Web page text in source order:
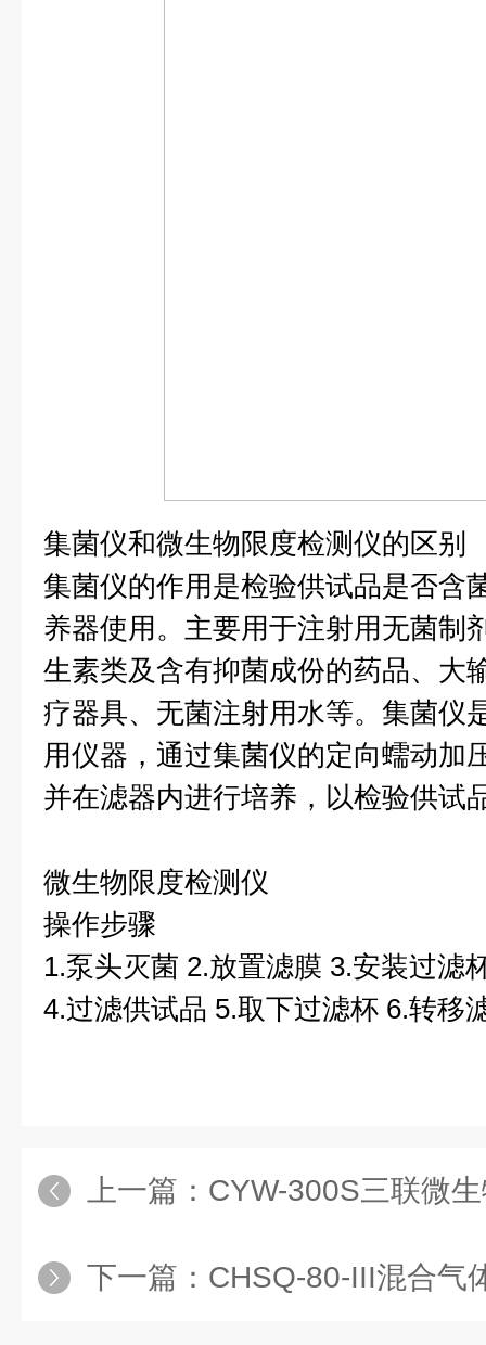
集菌仪和微生物限度检测仪的区别
集菌仪的作用是检验供试品是否含
养器使用。主要用于注射用无菌制
生素类及含有抑菌成份的药品、大
疗器具、无菌注射用水等。集菌仪
用仪器，通过集菌仪的定向蠕动加
并在滤器内进行培养，以检验供试
微生物限度检测仪
操作步骤
1.泵头灭菌 2.放置滤膜 3.安装过滤
4.过滤供试品 5.取下过滤杯 6.转移
上一篇： CYW-300S三联微
下一篇： CHSQ-80-III混合气体